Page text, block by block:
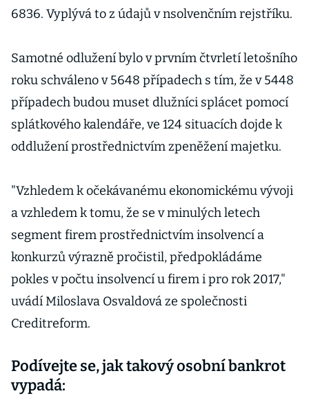
6836. Vyplývá to z údajů v nsolvenčním rejstříku.
Samotné odlužení bylo v prvním čtvrletí letošního
roku schváleno v 5648 případech s tím, že v 5448
případech budou muset dlužníci splácet pomocí
splátkového kalendáře, ve 124 situacích dojde k
oddlužení prostřednictvím zpeněžení majetku.
"Vzhledem k očekávanému ekonomickému vývoji
a vzhledem k tomu, že se v minulých letech
segment firem prostřednictvím insolvencí a
konkurzů výrazně pročistil, předpokládáme
pokles v počtu insolvencí u firem i pro rok 2017,"
uvádí Miloslava Osvaldová ze společnosti
Creditreform.
Podívejte se, jak takový osobní bankrot
vypadá: